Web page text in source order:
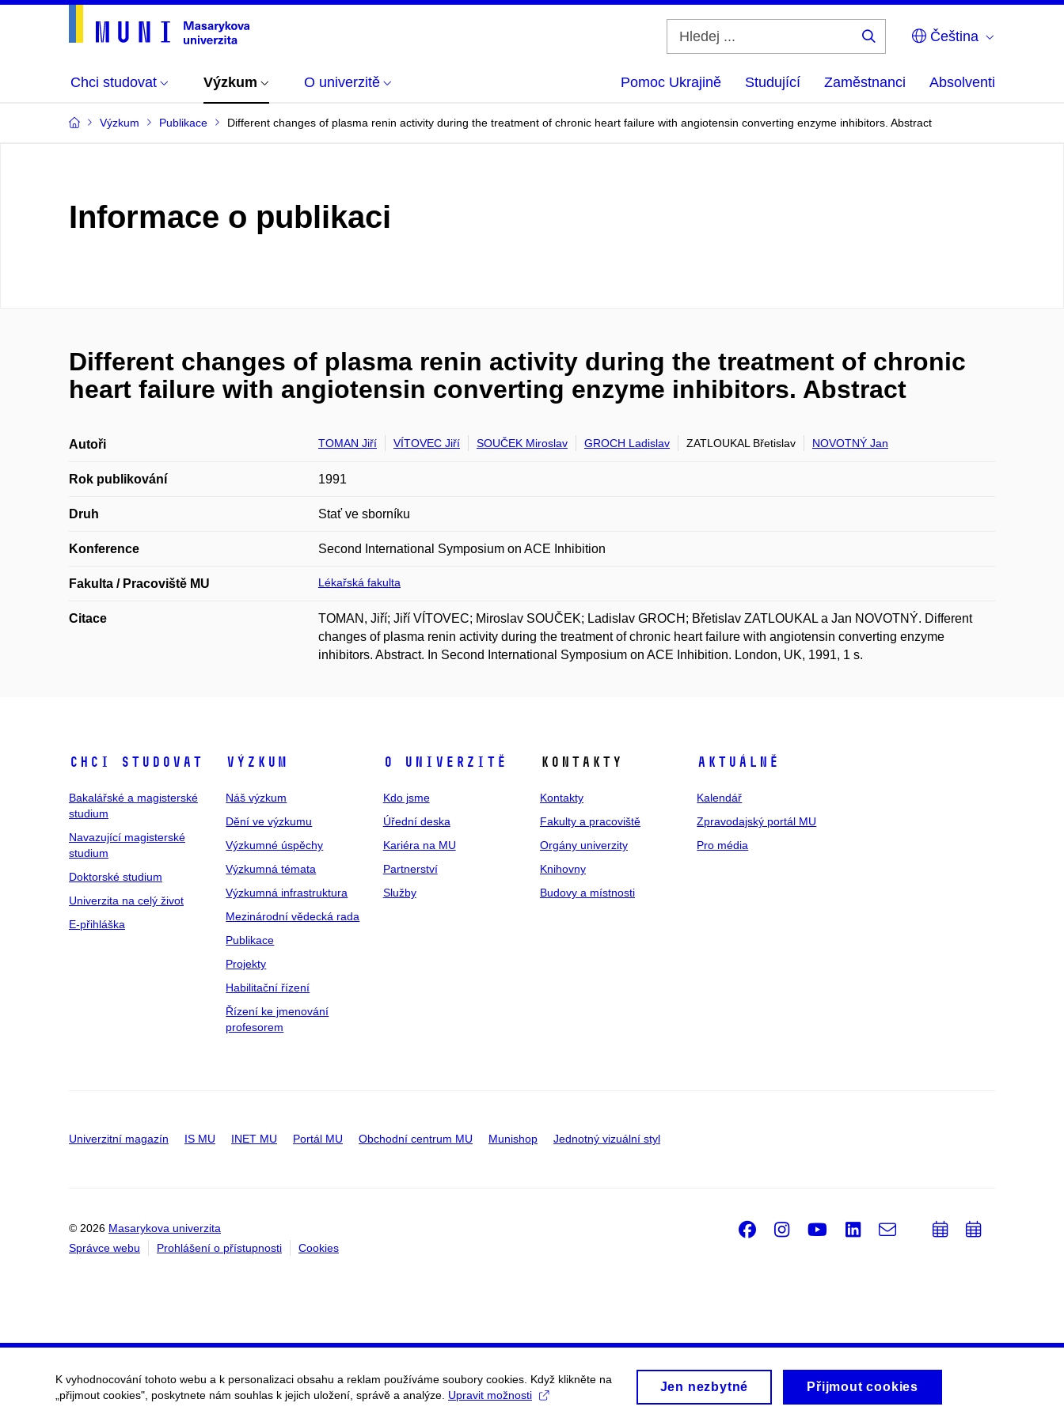
Čeština
Chci studovat Výzkum O univerzitě Pomoc Ukrajině Studující Zaměstnanci Absolventi
Výzkum Publikace Different changes of plasma renin activity during the treatment of chronic heart failure with angiotensin converting enzyme inhibitors. Abstract
Informace o publikaci
Different changes of plasma renin activity during the treatment of chronic
heart failure with angiotensin converting enzyme inhibitors. Abstract
Autoři TOMAN Jiří VÍTOVEC Jiří SOUČEK Miroslav GROCH Ladislav ZATLOUKAL Břetislav NOVOTNÝ Jan
Rok publikování 1991
Druh Stať ve sborníku
Konference Second International Symposium on ACE Inhibition
Fakulta / Pracoviště MU Lékařská fakulta
Citace
TOMAN, Jiří; Jiří VÍTOVEC; Miroslav SOUČEK; Ladislav GROCH; Břetislav ZATLOUKAL a Jan NOVOTNÝ. Different
changes of plasma renin activity during the treatment of chronic heart failure with angiotensin converting enzyme
inhibitors. Abstract. In Second International Symposium on ACE Inhibition. London, UK, 1991, 1 s.
Chci studovat
Bakalářské a magisterské
studium
Navazující magisterské
studium
Doktorské studium
Univerzita na celý život
E-přihláška
Výzkum
Náš výzkum
Dění ve výzkumu
Výzkumné úspěchy
Výzkumná témata
Výzkumná infrastruktura
Mezinárodní vědecká rada
Publikace
Projekty
Habilitační řízení
Řízení ke jmenování
profesorem
O univerzitě
Kdo jsme
Úřední deska
Kariéra na MU
Partnerství
Služby
Kontakty
Kontakty
Fakulty a pracoviště
Orgány univerzity
Knihovny
Budovy a místnosti
Aktuálně
Kalendář
Zpravodajský portál MU
Pro média
Univerzitní magazín IS MU INET MU Portál MU Obchodní centrum MU Munishop Jednotný vizuální styl
© 2026 Masarykova univerzita
Správce webu
Prohlášení o přístupnosti Cookies
Facebook
Instagram
Youtube
LinkedIn
e-
PřidatPřidat
K vyhodnocování tohoto webu a k personalizaci obsahu a reklam používáme soubory cookies. Když klikněte na
„přijmout cookies", poskytnete nám souhlas k jejich uložení, správě a analýze. Upravit možnosti
Jen nezbytné Přijmout cookies